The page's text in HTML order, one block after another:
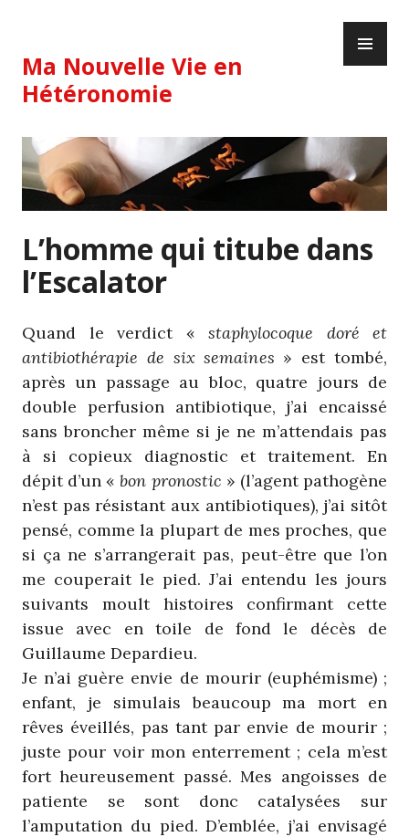
content
Ma Nouvelle Vie en
Hétéronomie
L’homme qui titube dans
l’Escalator
Quand le verdict « staphylocoque doré et
antibiothérapie de six semaines » est tombé,
après un passage au bloc, quatre jours de
double perfusion antibiotique, j’ai encaissé
sans broncher même si je ne m’attendais pas
à si copieux diagnostic et traitement. En
dépit d’un «bon pronostic » (l’agent pathogène
n’est pas résistant aux antibiotiques), j’ai sitôt
pensé, comme la plupart de mes proches, que
si ça ne s’arrangerait pas, peut-être que l’on
me couperait le pied. J’ai entendu les jours
suivants moult histoires confirmant cette
issue avec en toile de fond le décès de
Guillaume Depardieu.
Je n’ai guère envie de mourir (euphémisme) ;
enfant, je simulais beaucoup ma mort en
rêves éveillés, pas tant par envie de mourir ;
juste pour voir mon enterrement ; cela m’est
fort heureusement passé. Mes angoisses de
patiente se sont donc catalysées sur
l’amputation du pied. D’emblée, j’ai envisagé